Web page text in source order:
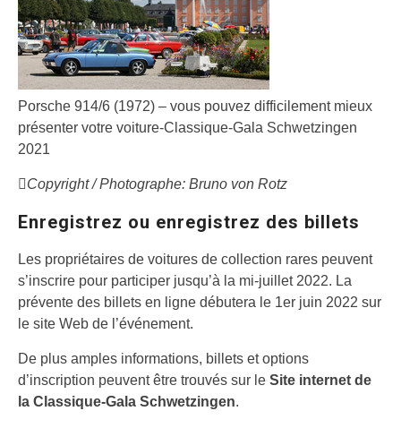
Porsche 914/6 (1972) – vous pouvez difficilement mieux
présenter votre voiture-Classique-Gala Schwetzingen
2021
Copyright / Photographe: Bruno von Rotz
Enregistrez ou enregistrez des billets
Les propriétaires de voitures de collection rares peuvent
s’inscrire pour participer jusqu’à la mi-juillet 2022. La
prévente des billets en ligne débutera le 1er juin 2022 sur
le site Web de l’événement.
De plus amples informations, billets et options
d’inscription peuvent être trouvés sur le Site internet de
la Classique-Gala Schwetzingen.